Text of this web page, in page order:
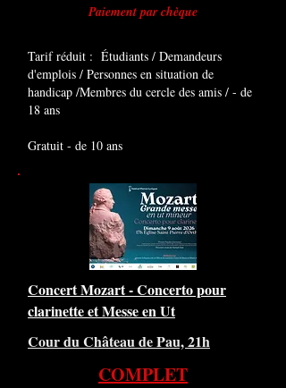
Paiement par chèque
Tarif réduit : Étudiants / Demandeurs
d'emplois / Personnes en situation de
handicap /Membres du cercle des amis / - de
18 ans
Gratuit - de 10 ans
Concert Mozart - Concerto pour
clarinette et Messe en Ut
Cour du Château de Pau, 21h
COMPLET